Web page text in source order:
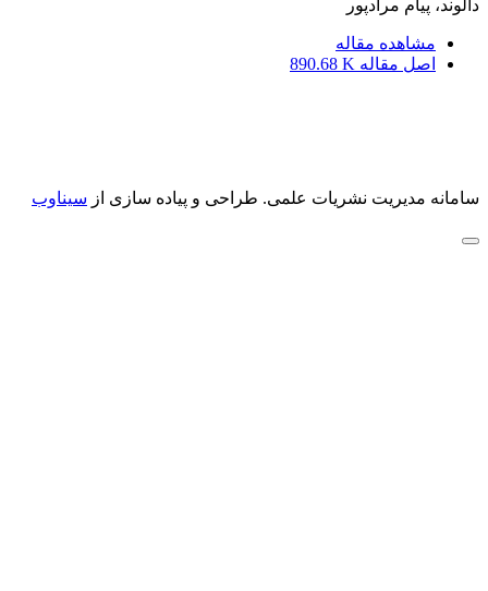
دالوند، پیام مرادپور
مشاهده مقاله
اصل مقاله 890.68 K
سامانه مدیریت نشریات علمی. طراحی و پیاده سازی از سیناوب